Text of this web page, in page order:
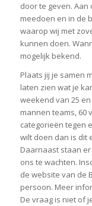
door te geven.
meedoen en in de
waarop wij met
kunnen doen.
mogelijk bekend.
Plaats jij je samen
laten zien wat je
weekend van 25
mannen teams, 60
categorieën tegen
wilt doen dan is dit
Daarnaast staan
ons te wachten.
de website van de
persoon. Meer
De vraag is niet of